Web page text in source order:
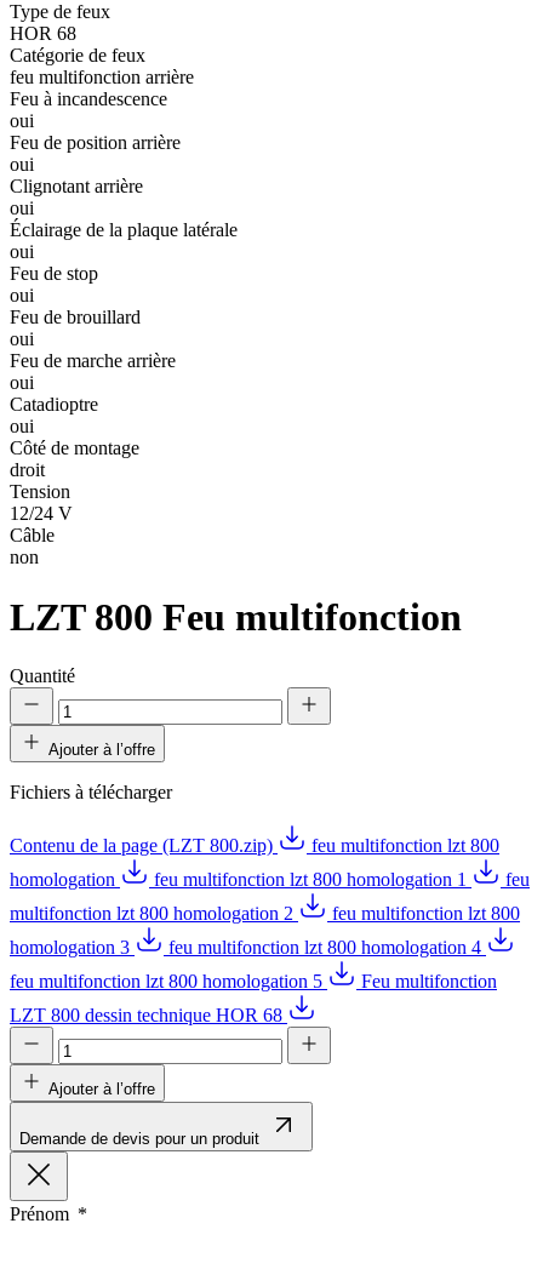
Type de feux
HOR 68
Catégorie de feux
feu multifonction arrière
Feu à incandescence
oui
Feu de position arrière
oui
Clignotant arrière
oui
Éclairage de la plaque latérale
oui
Feu de stop
oui
Feu de brouillard
oui
Feu de marche arrière
oui
Catadioptre
oui
Côté de montage
droit
Tension
12/24 V
Câble
non
LZT 800 Feu multifonction
Quantité
Ajouter à l’offre
Fichiers à télécharger
Contenu de la page (LZT 800.zip)
feu multifonction lzt 800
homologation
feu multifonction lzt 800 homologation 1
feu
multifonction lzt 800 homologation 2
feu multifonction lzt 800
homologation 3
feu multifonction lzt 800 homologation 4
feu multifonction lzt 800 homologation 5
Feu multifonction
LZT 800 dessin technique HOR 68
Ajouter à l’offre
Demande de devis pour un produit
Prénom